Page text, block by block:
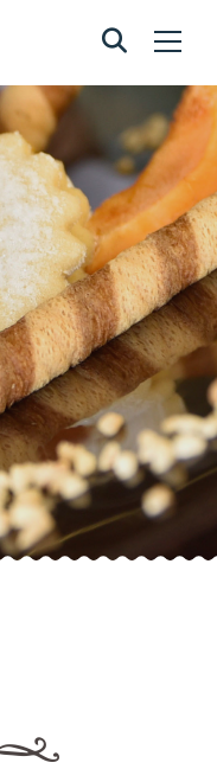
torta